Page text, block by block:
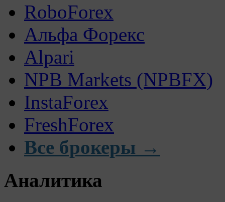
RoboForex
Альфа Форекс
Alpari
NPB Markets (NPBFX)
InstaForex
FreshForex
Все брокеры →
Аналитика